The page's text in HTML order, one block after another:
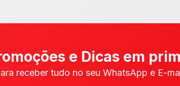
e Dicas em
receber tudo no seu WhatsApp e E-